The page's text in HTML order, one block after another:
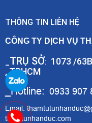
THÔNG TIN LIÊN HỆ
CÔNG TY DỊCH VỤ
TRỤ SỞ: 1073 /
,,TPHCM
_Hotline: 0933
Email:
thamtunhanduc.com